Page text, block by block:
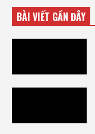
BÀI VIẾT GẦN ĐÂY